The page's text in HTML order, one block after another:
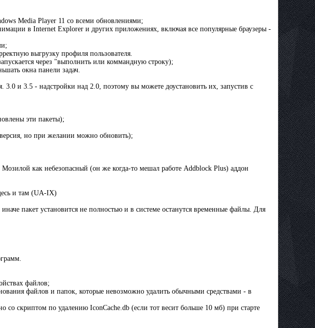
Media Player 11 со всеми обновлениями;
в Internet Explorer и других приложениях, включая все популярные браузеры -
выгрузку профиля пользователя.
через "выполнить или коммандную строку);
окна панели задач.
3.0 и 3.5 - надстройки над 2.0, поэтому вы можете доустановить их, запустив с
эти пакеты);
но при желании можно обновить);
как небезопасный (он же когда-то мешал работе Addblock Plus) аддон
и там (UA-IX)
пакет установится не полностью и в системе останутся временные файлы. Для
файлов;
файлов и папок, которые невозможно удалить обычными средствами - в
со скриптом по удалению IconCache.db (если тот весит больше 10 мб) при старте